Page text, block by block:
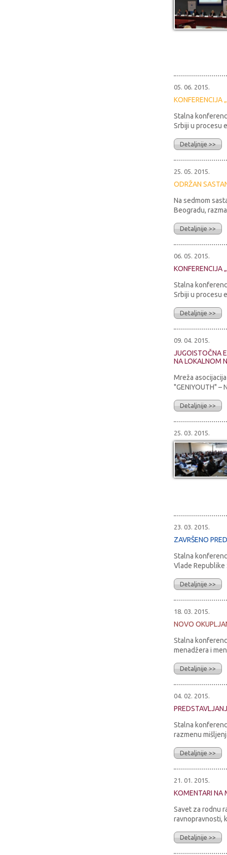
05. 06. 2015.
KONFERENCIJA
Stalna
Srbiji u procesu
Detaljnije >>
25. 05. 2015.
ODRŽAN
Na sedmom
Beogradu,
Detaljnije >>
06. 05. 2015.
KONFERENCIJA
Stalna
Srbiji u procesu
Detaljnije >>
09. 04. 2015.
JUGOISTOČNA
NA LOKALNOM
Mreža
"GENIYOUTH"
Detaljnije >>
25. 03. 2015.
23. 03. 2015.
ZAVRŠENO
Stalna
Vlade Republike
Detaljnije >>
18. 03. 2015.
NOVO
Stalna
menadžera i
Detaljnije >>
04. 02. 2015.
Stalna
razmenu
Detaljnije >>
21. 01. 2015.
KOMENTARI NA
Savet za rodnu
ravnopravnosti,
Detaljnije >>